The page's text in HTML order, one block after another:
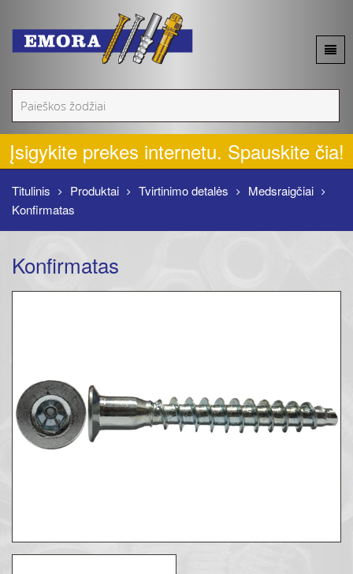
Apie mus
Akcijos
Naujienos
Produktai
Kontaktai
Įsigykite prekes internetu. Spauskite čia!
Titulinis Produktai Tvirtinimo detalės
Medsraigčiai
Konfirmatas
Konfirmatas